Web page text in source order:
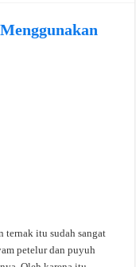
ternak itu sudah sangat
petelur dan puyuh